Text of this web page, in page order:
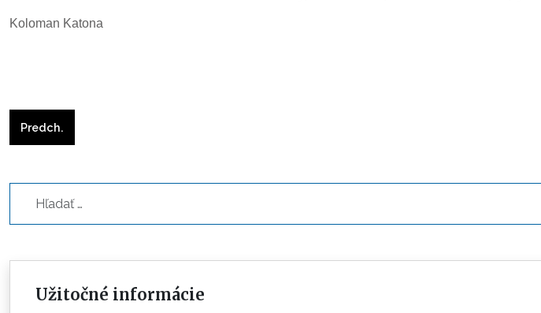
Koloman Katona
Predchádzajúci článok: Cvičenia v rehabilitačnej miestnosti
Predch.
Užitočné informácie